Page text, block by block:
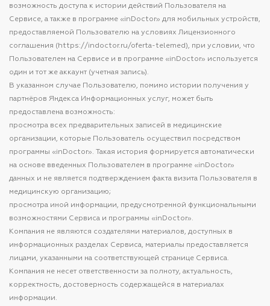
возможность доступа к истории действий Пользователя на
Сервисе, а также в программе «inDoctor» для мобильных устройств,
предоставляемой Пользователю на условиях Лицензионного
соглашения (https://indoctor.ru/oferta-telemed), при условии, что
Пользователем на Сервисе и в программе «inDoctor» используется
один и тот же аккаунт (учетная запись).
В указанном случае Пользователю, помимо истории получения у
партнёров Яндекса Информационных услуг, может быть
предоставлена возможность:
просмотра всех предварительных записей в медицинские
организации, которые Пользователь осуществил посредством
программы «inDoctor». Такая история формируется автоматически
на основе введенных Пользователем в программе «inDoctor»
данных и не является подтверждением факта визита Пользователя в
медицинскую организацию;
просмотра иной информации, предусмотренной функциональными
возможностями Сервиса и программы «inDoctor».
Компания не являются создателями материалов, доступных в
информационных разделах Сервиса, материалы предоставляется
лицами, указанными на соответствующей странице Сервиса.
Компания не несет ответственности за полноту, актуальность,
корректность, достоверность содержащейся в материалах
информации.